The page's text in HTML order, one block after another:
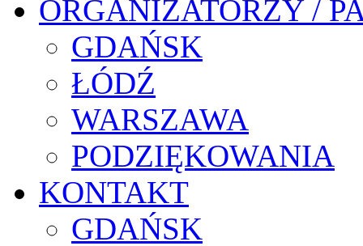
ORGANIZATORZY /
GDAŃSK
ŁÓDŹ
WARSZAWA
PODZIĘKOWANIA
KONTAKT
GDAŃSK